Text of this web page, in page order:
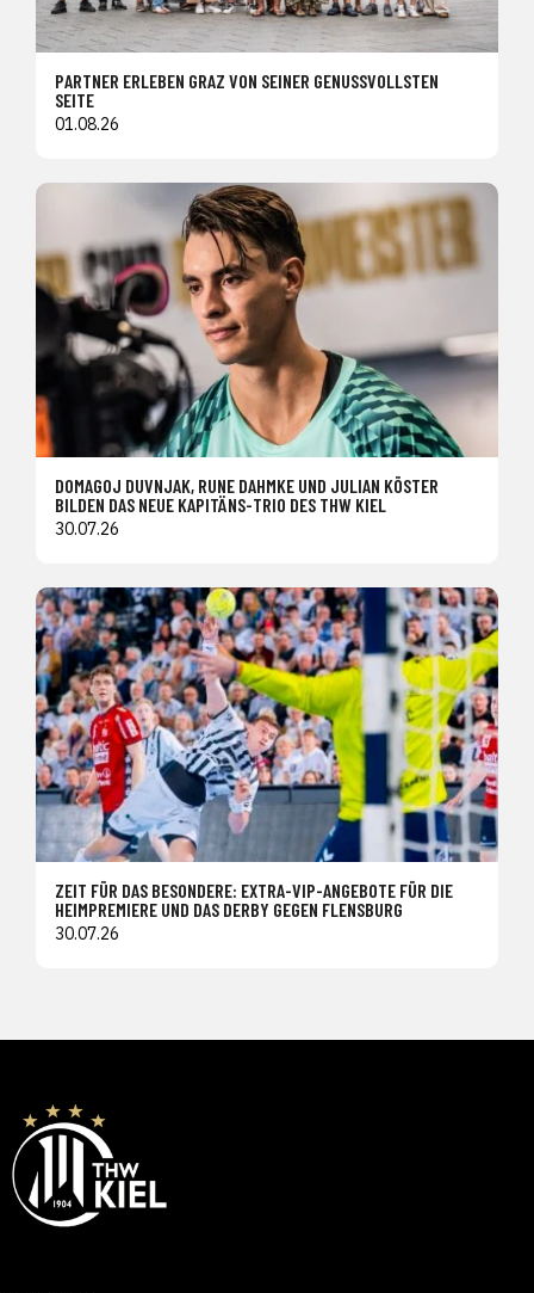
PARTNER ERLEBEN GRAZ VON SEINER GENUSSVOLLSTEN
SEITE
01.08.26
DOMAGOJ DUVNJAK, RUNE DAHMKE UND JULIAN KÖSTER
BILDEN DAS NEUE KAPITÄNS-TRIO DES THW KIEL
30.07.26
ZEIT FÜR DAS BESONDERE: EXTRA-VIP-ANGEBOTE FÜR DIE
HEIMPREMIERE UND DAS DERBY GEGEN FLENSBURG
30.07.26